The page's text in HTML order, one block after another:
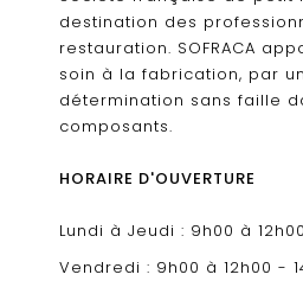
destination des
restauration. SOFRACA
soin à la fabrication, par
détermination sans faille
composants.
HORAIRE D'OUVERTURE
Lundi à Jeudi : 9h00 à
Vendredi : 9h00 à 12h00 -